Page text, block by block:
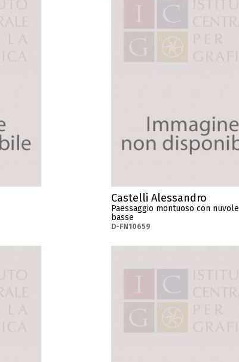
Castelli Alessandro
Paessaggio montuoso con nuvole
basse
D-FN10659